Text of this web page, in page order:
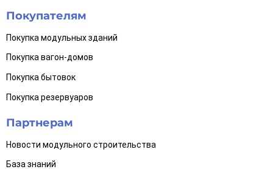
Покупателям
Покупка модульных зданий
Покупка вагон-домов
Покупка бытовок
Покупка резервуаров
Партнерам
Новости модульного строительства
База знаний